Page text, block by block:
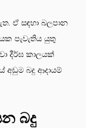
ඒ සඳහා බලපාන
පැවැතිය යුතු
දීර්ඝ කාලයක්
අඩුම බදු ආදායම්
බදු